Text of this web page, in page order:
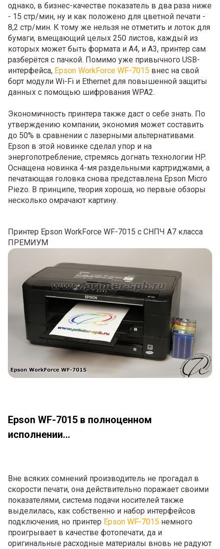
однако, в бизнес-качестве показатель в два раза ниже
- 15 стр/мин, ну и как положено для цветной печати -
8,2 стр/мин. К тому же нельзя не отметить и лоток для
бумаги, вмещающий целых 250 листов, каждый из
которых может быть формата и А4, и А3, принтер сам
разберётся с пачкой. Помимо уже привычного USB-
интерфейса, Epson WorkForce WF-7015 внес на свой
борт модули Wi-Fi и Ethernet для повышенной защиты
данных с помощью шифрования WPA2.
Экономичность принтера также даст о себе знать. По
утверждению компании, экономия может составить
до 50% в сравнении с лазерными альтернативами.
Epson в этой новинке сделал упор и на
энергопотребление, стремясь догнать технологии HP.
Оснащена новинка 4-мя раздельными картриджами, а
печатающая головка снова представлена Epson Micro
Piezo. В принципе, теория хороша, но первые обзоры
несколько омрачают картину.
Принтер Epson WorkForce WF-7015 с СНПЧ А7 класса
ПРЕМИУМ
Epson WF-7015 в полноценном
исполнении...
Вне всяких сомнений производитель не прогадал в
скорости печати, она действительно поражает своими
показателями, система подачи носителей также
выделилась, как собственно и набор интерфейсов
подключения, но принтер Epson WF-7015 немного
проигрывает в качестве фотопечати, да и
оригинальные расходные материалы вновь не радуют